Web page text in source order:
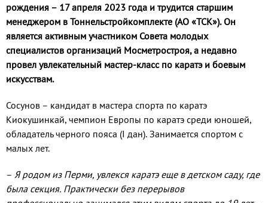
рождения – 17 апреля 2023 года и трудится старшим
менеджером в Тоннельстройкомплекте (АО «ТСК»). Он
является активным участником Совета молодых
специалистов организаций Мосметростроя, а недавно
провел увлекательный мастер-класс по каратэ и боевым
искусствам.
Сосунов – кандидат в мастера спорта по каратэ
Киокушинкай, чемпион Европы по каратэ среди юношей,
обладатель черного пояса (I дан). Занимается спортом с
малых лет.
– Я родом из Перми, увлекся каратэ еще в детском саду, где
была секция. Практически без перерывов